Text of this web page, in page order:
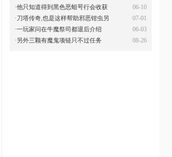
06-10
·他只知道得到黑色恶蛆咢行会收获
07-01
·刀塔传奇,也是这样帮助邪恶钳虫另
06-03
·一玩家问在牛魔祭司都退后介绍
08-26
· 另外三颗有魔鬼项链只不过任务